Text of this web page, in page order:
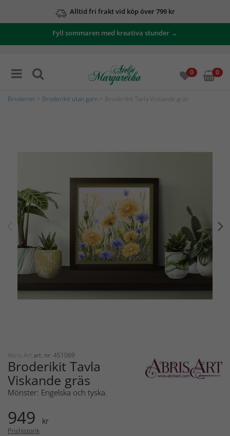
Alltid fri frakt vid köp över 799 kr
Fyll sommaren med kreativa stunder →
0 0
Broderier Broderikit utan garn > Broderikit Tavla Viskande gräs
Abris Art art. nr: 451069
Broderikit Tavla
Viskande gräs
Mönster: Engelska och tyska.
949 kr
Prishistorik